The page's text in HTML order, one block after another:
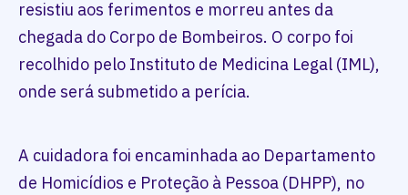
resistiu aos ferimentos e morreu antes da
chegada do Corpo de Bombeiros. O corpo foi
recolhido pelo Instituto de Medicina Legal (IML),
onde será submetido a perícia.
A cuidadora foi encaminhada ao Departamento
de Homicídios e Proteção à Pessoa (DHPP), no